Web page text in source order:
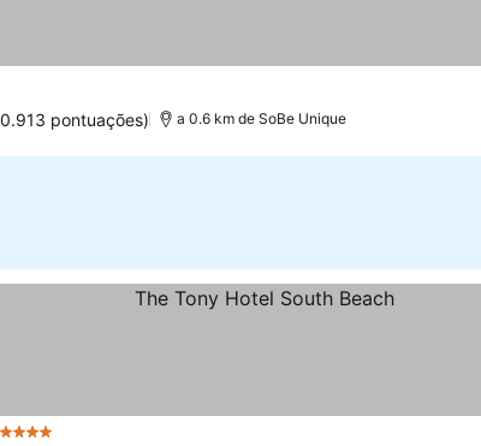
pontuações) a 0.6 km de SoBe Unique